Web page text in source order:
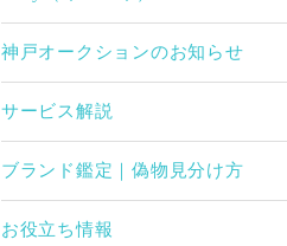
神戸オークションのお知らせ
サービス解説
ブランド鑑定｜偽物見分け方
お役立ち情報